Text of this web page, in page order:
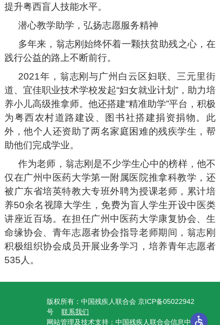
提升粤西盲人技能水平。
潜心教学助学，弘扬志愿服务精神
多年来，翁志刚始终怀着一颗扶贫助残之心，在
践行公益的路上不断前行。
2021年，翁志刚与广州白云区妇联、三元里街
道、宜佳职业技术学校发起“妇女就业计划”，助力培
养小儿高级推拿师。他还搭建“精准助学”平台，积极
为粤西农村道路建设、图书社搭建捐资捐物。此
外，他个人还资助了两名家庭困难的残疾学生，帮
助他们完成学业。
作为老师，翁志刚是不少学生心中的榜样，他不
仅在广州中医药大学第一附属医院推拿科教学，还
被广东省培英特教大专班外聘为授课老师，累计培
养50余名视障大学生，免费为盲人学生开设中医类
讲座近百场。在担任广州中医药大学康复协会、生
命缘协会、青年志愿者协会指导老师期间，翁志刚
积极组织协会成员开展业务学习，培养青年志愿者
535人。
版权所有：中国残疾人联合会 京ICP备05022942
号 联系我们
网站管理及技术支持：中国残疾人联合会信息中心